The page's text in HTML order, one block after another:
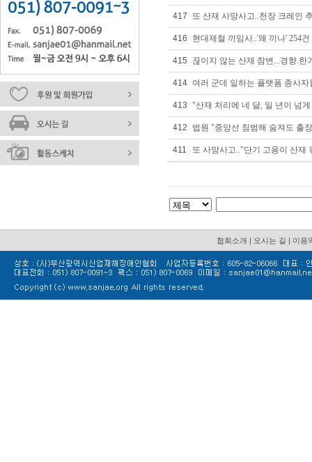
417 또 산재 사망사고..천장 크레인
416 현대제철 끼임사..'왜 끼나' 254
415 끊이지 않는 산재 참변...경향.한
414 여러 군데 일하는 플랫폼 종사
413 "산재 처리에 네 달, 일 년이 넘
412 법원 "중앙선 침범해 숨져도 출
411 또 사망사고.."단기 고용이 산재
협회소개 | 오시는 길 | 이용